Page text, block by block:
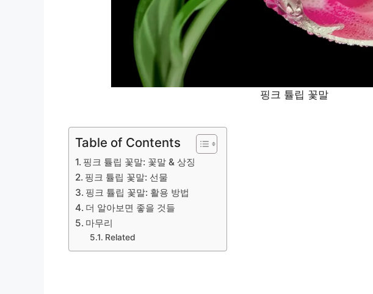
핑크 튤립 꽃말
Table of Contents
핑크 튤립 꽃말: 꽃말 & 상징
핑크 튤립 꽃말: 선물
핑크 튤립 꽃말: 활용 방법
더 알아보면 좋을 것들
마무리
Related